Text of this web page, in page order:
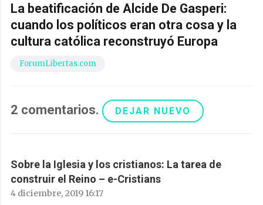
La beatificación de Alcide De Gasperi:
cuando los políticos eran otra cosa y la
cultura católica reconstruyó Europa
ForumLibertas.com
2 comentarios. DEJAR NUEVO
Sobre la Iglesia y los cristianos: La tarea de
construir el Reino – e-Cristians
4 diciembre, 2019 16:17